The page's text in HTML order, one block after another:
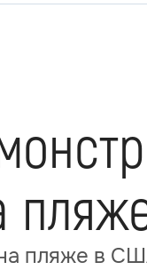
пляже в